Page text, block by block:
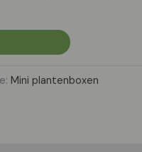
Mini plantenboxen